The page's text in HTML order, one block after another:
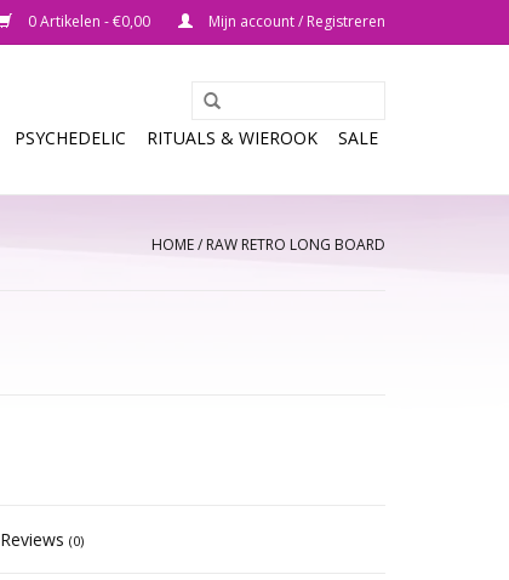
0 Artikelen - €0,00 Mijn account / Registreren
PSYCHEDELIC RITUALS & WIEROOK SALE
HOME/RAW RETRO LONG BOARD
Reviews(0)